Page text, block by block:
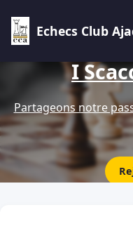
Echecs Club
I
Partageons notre